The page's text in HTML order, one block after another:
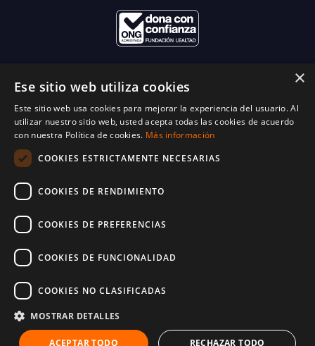
© 2025 World Vision España. Reservados todos los derechos. Inscritos en el
protectorado de fundaciones con número 28-1214
Términos y condiciones Política de cookies Política de privacidad
×
Ese sitio web utiliza cookies
Este sitio web usa cookies para mejorar la experiencia del usuario. Al
utilizar nuestro sitio web, usted acepta todas las cookies de acuerdo
con nuestra Política de cookies. Más información
COOKIES ESTRICTAMENTE NECESARIAS
COOKIES DE RENDIMIENTO
COOKIES DE PREFERENCIAS
COOKIES DE FUNCIONALIDAD
COOKIES NO CLASIFICADAS
MOSTRAR DETALLES
ACEPTAR TODO RECHAZAR TODO